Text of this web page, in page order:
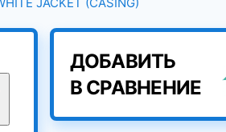
ДОБАВИТЬ
В СРАВНЕНИЕ